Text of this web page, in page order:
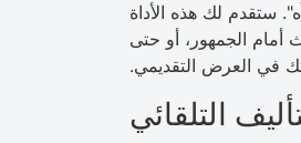
ستقدم لك هذه الأداة
أمام الجمهور، أو حتى
في العرض التقديمي.
التلقائي